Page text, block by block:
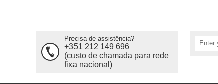
Precisa de assistência?
+351 212 149 696
(custo de chamada para rede
fixa nacional)